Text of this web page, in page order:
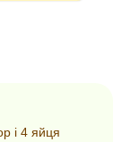
і 4 яйця